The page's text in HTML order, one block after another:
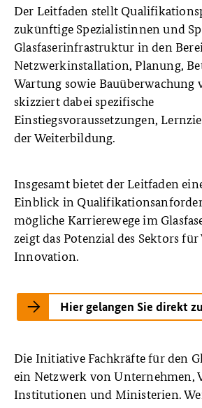
Der Leitfaden stellt
zukünftige Spezialistinnen und
Glasfaserinfrastruktur in den
Netzwerkinstallation, Planung,
Wartung sowie Bauüberwachung
skizziert dabei spezifische
Einstiegsvoraussetzungen,
der Weiterbildung.
Insgesamt bietet der Leitfaden
Einblick in
mögliche Karrierewege im
zeigt das Potenzial des Sektors
Innovation.
Hier gelangen Sie direkt
Die Initiative Fachkräfte für den
ein Netzwerk von Unternehmen,
Institutionen und Ministerien.